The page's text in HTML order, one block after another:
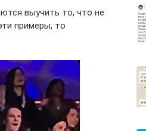
выучить то, что не
примеры, то